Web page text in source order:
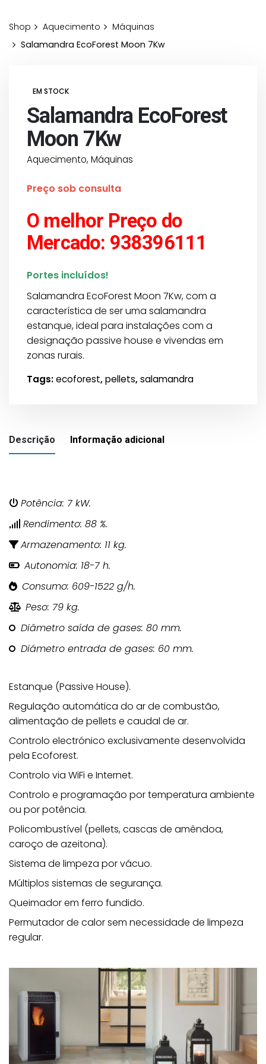
Shop Aquecimento
Máquinas
Salamandra EcoForest Moon 7Kw
EM STOCK
Salamandra EcoForest
Moon 7Kw
Aquecimento, Máquinas
Preço sob consulta
O melhor Preço do
Mercado: 938396111
Portes incluídos!
Salamandra EcoForest Moon 7Kw, com a
característica de ser uma salamandra
estanque, ideal para instalações com a
designação passive house e vivendas em
zonas rurais.
Tags:ecoforest,pellets,salamandra
Descrição Informação adicional
Potência: 7 kW.
Rendimento: 88 %.
Armazenamento: 11 kg.
Autonomia: 18-7 h.
Consumo: 609-1522 g/h.
Peso: 79 kg.
Diâmetro saída de gases: 80 mm.
Diámetro entrada de gases: 60 mm.
Estanque (Passive House).
Regulação automática do ar de combustão,
alimentação de pellets e caudal de ar.
Controlo electrónico exclusivamente desenvolvida
pela Ecoforest.
Controlo via WiFi e Internet.
Controlo e programação por temperatura ambiente
ou por potência.
Policombustível (pellets, cascas de amêndoa,
caroço de azeitona).
Sistema de limpeza por vácuo.
Múltiplos sistemas de segurança.
Queimador em ferro fundido.
Permutador de calor sem necessidade de limpeza
regular.
Peso 79 kg